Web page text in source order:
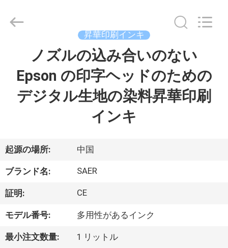
品
ビ
デ
オ
2015
Reserved.
昇華印刷インキ
ノズルの込み合いのない
Epson の印字ヘッドのための
デジタル生地の染料昇華印刷
インキ
起源の場所: 中国
ブランド名: SAER
証明: CE
モデル番号: 多用性があるインク
最小注文数量: 1 リットル